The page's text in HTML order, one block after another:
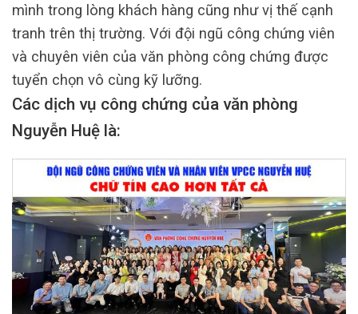
mình trong lòng khách hàng cũng như vị thế cạnh
tranh trên thị trường. Với đội ngũ công chứng viên
và chuyên viên của văn phòng công chứng được
tuyển chọn vô cùng kỹ lưỡng.
Các dịch vụ công chứng của văn phòng
Nguyễn Huệ là: